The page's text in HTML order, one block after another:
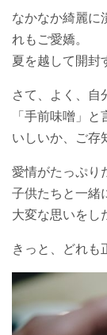
なかなか綺麗に
れもご愛嬌。
夏を越して開封
さて、よく、自
「手前味噌」
いしいか、ご存
愛情がたっぷり
子供たちと一緒
大変な思いをし
きっと、どれ